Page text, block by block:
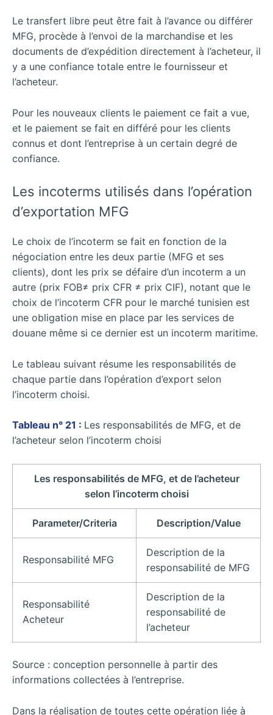
Le transfert libre peut être fait à l’avance ou différer
MFG, procède à l’envoi de la marchandise et les
documents de d’expédition directement à l’acheteur, il
y a une confiance totale entre le fournisseur et
l’acheteur.
Pour les nouveaux clients le paiement ce fait a vue,
et le paiement se fait en différé pour les clients
connus et dont l’entreprise à un certain degré de
confiance.
Les incoterms utilisés dans l’opération
d’exportation MFG
Le choix de l’incoterm se fait en fonction de la
négociation entre les deux partie (MFG et ses
clients), dont les prix se défaire d’un incoterm a un
autre (prix FOB≠ prix CFR ≠ prix CIF), notant que le
choix de l’incoterm CFR pour le marché tunisien est
une obligation mise en place par les services de
douane même si ce dernier est un incoterm maritime.
Le tableau suivant résume les responsabilités de
chaque partie dans l’opération d’export selon
l’incoterm choisi.
Tableau n° 21 : Les responsabilités de MFG, et de
l’acheteur selon l’incoterm choisi
Les responsabilités de MFG, et de l’acheteur
selon l’incoterm choisi
Parameter/Criteria Description/Value
Responsabilité MFG
Description de la
responsabilité de MFG
Responsabilité
Acheteur
Description de la
responsabilité de
l’acheteur
Source : conception personnelle à partir des
informations collectées à l’entreprise.
Dans la réalisation de toutes cette opération liée à